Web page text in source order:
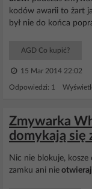
kodów awarii to żart
był nie do końca
AGD Co kupić?
15 Mar 2014 22:02
Odpowiedzi: 1
Zmywarka
domykają się
Nic nie blokuje, kosze
zamku ani nie